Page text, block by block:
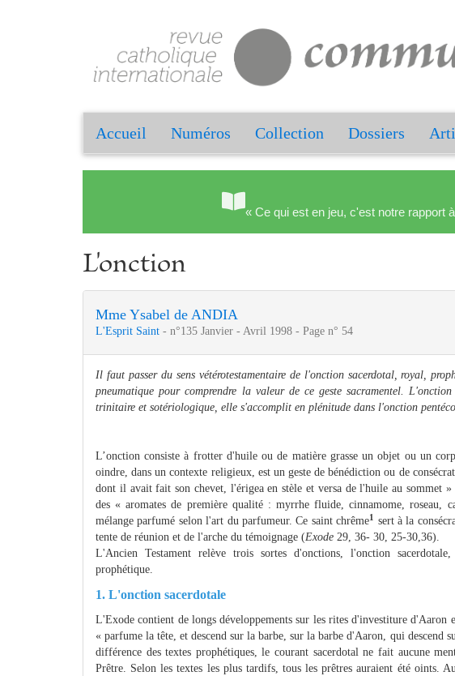
Accueil Numéros Collection Dossiers
« Ce qui est en jeu, c'est notre rapport
L'onction
Mme Ysabel de ANDIA
L'Esprit Saint - n°135 Janvier - Avril 1998 - Page n° 54
Il faut passer du sens vétérotestamentaire de l'onction sacerdotal, royal,
pneumatique pour comprendre la valeur de ce geste sacramentel.
trinitaire et sotériologique, elle s'accomplit en plénitude dans l'onction
L’onction consiste à frotter d'huile ou de matière grasse un objet ou un
oindre, dans un contexte religieux, est un geste de bénédiction ou de
dont il avait fait son chevet, l'érigea en stèle et versa de l'huile au sommet »
des « aromates de première qualité : myrrhe fluide, cinnamome, roseau,
mélange parfumé selon l'art du parfumeur. Ce saint chrême1 sert à la
tente de réunion et de l'arche du témoignage (Exode 29, 36- 30, 25-30,36).
L'Ancien Testament relève trois sortes d'onctions, l'onction
prophétique.
1. L'onction sacerdotale
L'Exode contient de longs développements sur les rites d'investiture
« parfume la tête, et descend sur la barbe, sur la barbe d'Aaron, qui descend
différence des textes prophétiques, le courant sacerdotal ne fait aucune
Prêtre. Selon les textes les plus tardifs, tous les prêtres auraient été oints.